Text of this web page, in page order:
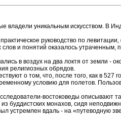
владели уникальным искусством. В
руководство по
и понятий оказалось
в воздух на два локтя от земли -
религиозных обрядов.
о том, что, после того, как в
условию для полетов.
востоковеды
буддистских монахов, сидя
устремлен вдаль - на «путеводную